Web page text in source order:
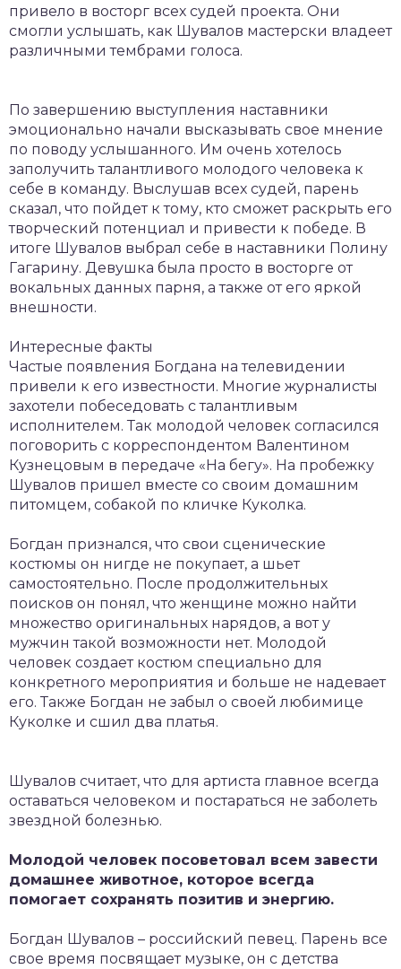
привело в восторг всех судей проекта. Они
смогли услышать, как Шувалов мастерски владеет
различными тембрами голоса.
По завершению выступления наставники
эмоционально начали высказывать свое мнение
по поводу услышанного. Им очень хотелось
заполучить талантливого молодого человека к
себе в команду. Выслушав всех судей, парень
сказал, что пойдет к тому, кто сможет раскрыть его
творческий потенциал и привести к победе. В
итоге Шувалов выбрал себе в наставники Полину
Гагарину. Девушка была просто в восторге от
вокальных данных парня, а также от его яркой
внешности.
Интересные факты
Частые появления Богдана на телевидении
привели к его известности. Многие журналисты
захотели побеседовать с талантливым
исполнителем. Так молодой человек согласился
поговорить с корреспондентом Валентином
Кузнецовым в передаче «На бегу». На пробежку
Шувалов пришел вместе со своим домашним
питомцем, собакой по кличке Куколка.
Богдан признался, что свои сценические
костюмы он нигде не покупает, а шьет
самостоятельно. После продолжительных
поисков он понял, что женщине можно найти
множество оригинальных нарядов, а вот у
мужчин такой возможности нет. Молодой
человек создает костюм специально для
конкретного мероприятия и больше не надевает
его. Также Богдан не забыл о своей любимице
Куколке и сшил два платья.
Шувалов считает, что для артиста главное всегда
оставаться человеком и постараться не заболеть
звездной болезнью.
Молодой человек посоветовал всем завести
домашнее животное, которое всегда
помогает сохранять позитив и энергию.
Богдан Шувалов – российский певец. Парень все
свое время посвящает музыке, он с детства